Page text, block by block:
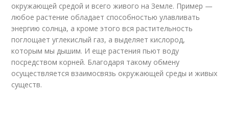
окружающей средой и всего живого на Земле. Пример —
любое растение обладает способностью улавливать
энергию солнца, а кроме этого вся растительность
поглощает углекислый газ, а выделяет кислород,
которым мы дышим. И еще растения пьют воду
посредством корней. Благодаря такому обмену
осуществляется взаимосвязь окружающей среды и живых
существ.